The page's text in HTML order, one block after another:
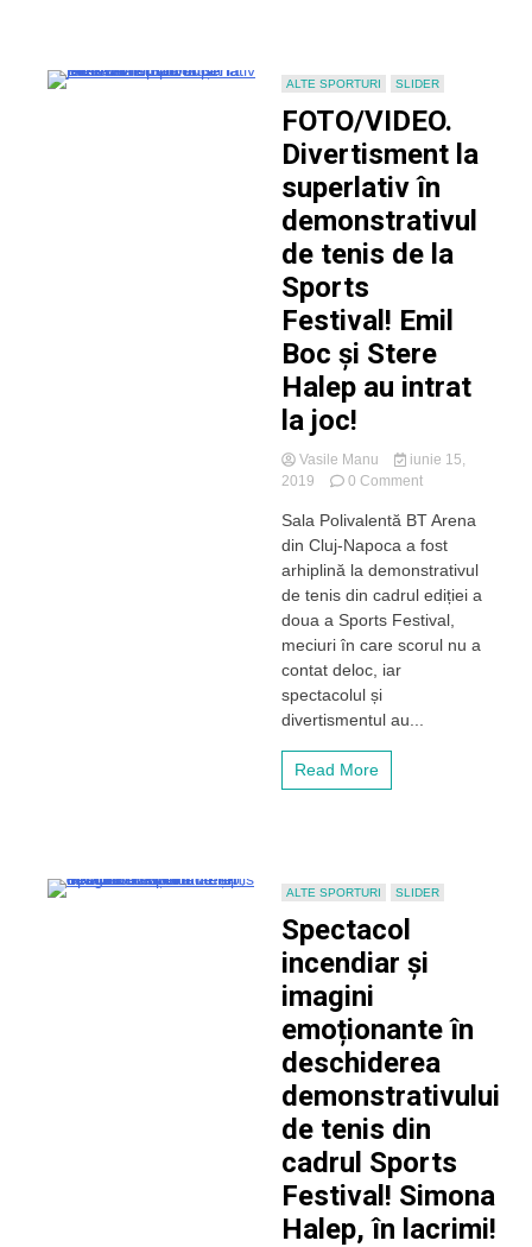
Pop,
Ciorcilă,
Dorel
Goia
ALTE SPORTURI SLIDER
FOTO/VIDEO.
Divertisment la
superlativ în
demonstrativul
de tenis de la
Sports
Festival! Emil
Boc și Stere
Halep au intrat
la joc!
Vasile Manu
iunie 15,
2019
0 Commenton
Divertisment
la
superlativ
demonstrativul
de
tenis
intrat
Sala Polivalentă BT Arena
din Cluj-Napoca a fost
arhiplină la demonstrativul
de tenis din cadrul ediției a
doua a Sports Festival,
meciuri în care scorul nu a
contat deloc, iar
spectacolul și
divertismentul au...
Read More
ALTE SPORTURI SLIDER
Spectacol
incendiar și
imagini
emoționante în
deschiderea
demonstrativului
de tenis din
cadrul Sports
Festival! Simona
Halep, în lacrimi!